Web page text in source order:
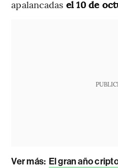
apalancadas el 10 de
Ver más: El gran año